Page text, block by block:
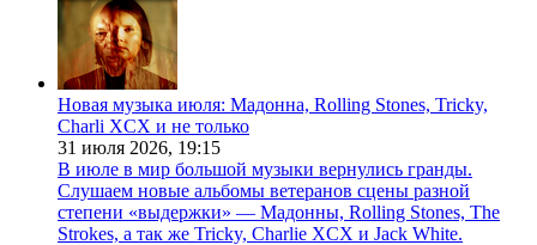
Новая музыка июля: Мадонна, Rolling Stones, Tricky,
Charli XCX и не только
31 июля 2026, 19:15
В июле в мир большой музыки вернулись гранды.
Слушаем новые альбомы ветеранов сцены разной
степени «выдержки» — Мадонны, Rolling Stones, The
Strokes, а так же Tricky, Charlie XCX и Jack White.